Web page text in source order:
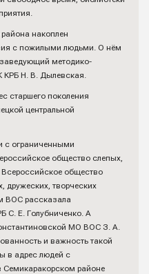
накоплен
с пожилыми людьми. О нём
методико-
КРБ Н. В. Дылевская.
старшего поколения
центральной
с ограниченными
общество слепых,
общество
дружеских, творческих
ВОС рассказала
С. Е. Голубниченко. А
МО ВОС З. А.
и важность такой
в адрес людей с
районе